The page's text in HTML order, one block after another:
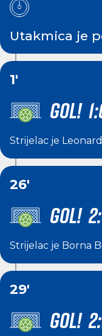
Utakmica je
1'
GOL!
Strijelac je
26'
GOL!
Strijelac je Borna
29'
GOL!